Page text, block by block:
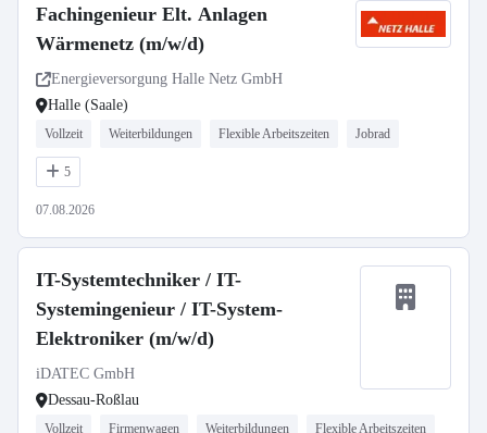
Fachingenieur Elt. Anlagen
Wärmenetz (m/w/d)
Energieversorgung Halle Netz GmbH
Halle (Saale)
Vollzeit Weiterbildungen Flexible Arbeitszeiten Jobrad
5
07.08.2026
IT-Systemtechniker / IT-
Systemingenieur / IT-System-
Elektroniker (m/w/d)
iDATEC GmbH
Dessau-Roßlau
Vollzeit Firmenwagen Weiterbildungen Flexible Arbeitszeiten